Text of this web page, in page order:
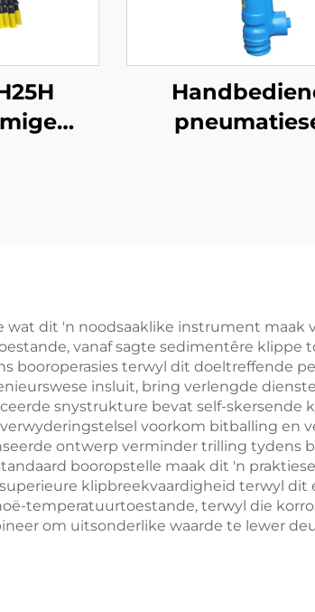
dit 'n noodsaaklike instrument maak
vanaf sagte sedimentêre klippe
terwyl dit doeltreffende
insluit, bring verlengde
snystrukture bevat self-
voorkom bitballing en
ontwerp verminder trilling tydens
booropstelle maak dit 'n
klipbreekvaardigheid terwyl
temperatuurtoestande, terwyl die
om uitsonderlike waarde te lewer